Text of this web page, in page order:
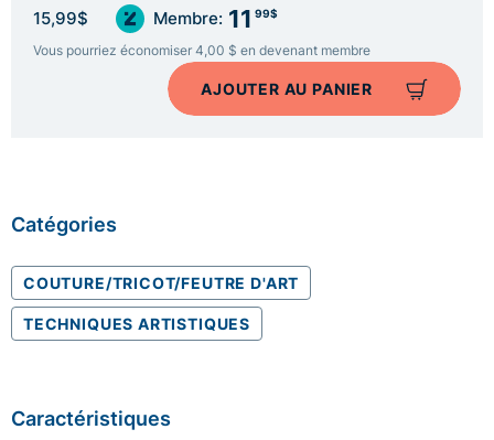
15,99$ Membre: 11 99$
Vous pourriez économiser 4,00 $ en devenant membre
AJOUTER AU PANIER
Catégories
COUTURE/TRICOT/FEUTRE D'ART
TECHNIQUES ARTISTIQUES
Caractéristiques